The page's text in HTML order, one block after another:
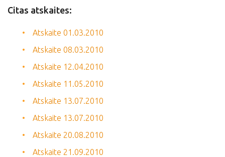
Citas atskaites:
Atskaite 01.03.2010
Atskaite 08.03.2010
Atskaite 12.04.2010
Atskaite 11.05.2010
Atskaite 13.07.2010
Atskaite 13.07.2010
Atskaite 20.08.2010
Atskaite 21.09.2010